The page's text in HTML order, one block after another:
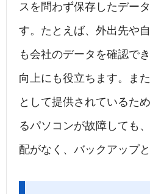
スを問わず保存したデー
す。たとえば、外出先や
も会社のデータを確認で
向上にも役立ちます。ま
として提供されているた
るパソコンが故障しても
配がなく、バックアップ